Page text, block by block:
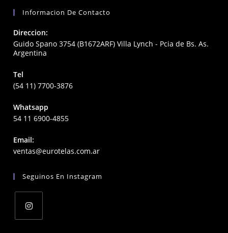
Informacion De Contacto
Direccion:
Guido Spano 3754 (B1672ARF) Villa Lynch - Pcia de Bs. As.
Argentina
Tel
(54 11) 7700-3876
Whatsapp
54 11 6900-4855
Email:
ventas@eurotelas.com.arOpens
application
Seguinos En Instagram